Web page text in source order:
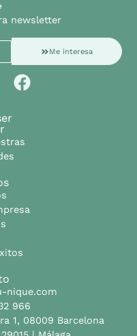
newsletter
Me interesa
nique.com
966
1, 08009 Barcelona